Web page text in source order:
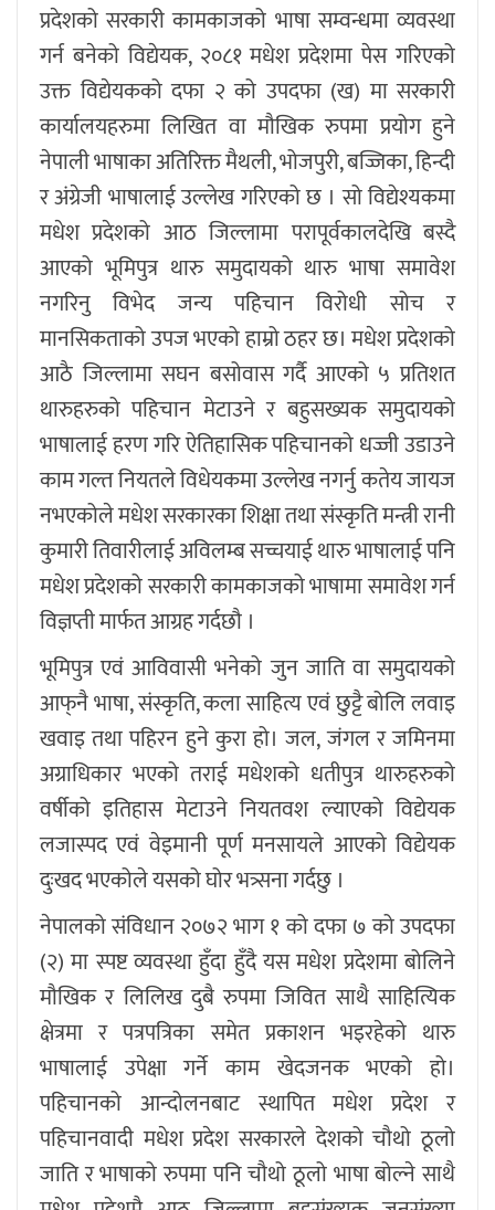
प्रदेशको सरकारी कामकाजको भाषा सम्वन्धमा व्यवस्था
गर्न बनेको विद्येयक, २०८१ मधेश प्रदेशमा पेस गरिए‌को
उक्त विद्येयकको दफा २ को उपदफा (ख) मा सरकारी
कार्यालयहरुमा लिखित वा मौखिक रुपमा प्रयोग हुने
नेपाली भाषाका अतिरिक्त मैथली, भोजपुरी, बज्जिका, हिन्दी
र अंग्रेजी भाषालाई उल्लेख गरिएको छ । सो विद्येश्यकमा
मधेश प्रदेशको आठ जिल्लामा परापूर्वकालदेखि बस्दै
आएको भूमिपुत्र थारु समुदायको थारु भाषा समावेश
नगरिनु विभेद जन्य पहिचान विरोधी सोच र
मानसिकताको उपज भएको हाम्रो ठहर छ। मधेश प्रदेशको
आठै जिल्लामा सघन बसोवास गर्दै आएको ५ प्रतिशत
थारुहरुको पहिचान मेटाउने र बहुसख्यक समुदायको
भाषालाई हरण गरि ऐतिहासिक पहिचानको धज्जी उडाउने
काम गल्त नियतले विधेयकमा उल्लेख नगर्नु कतेय जायज
नभएकोले मधेश सरकारका शिक्षा तथा संस्कृति मन्त्री रानी
कुमारी तिवारीलाई अविलम्ब सच्चयाई थारु भाषालाई पनि
मधेश प्रदेशको सरकारी कामकाजको भाषामा समावेश गर्न
विज्ञप्ती मार्फत आग्रह गर्दछौ ।
भूमिपुत्र एवं आविवासी भनेको जुन जाति वा समुदायको
आफ्‌नै भाषा, संस्कृति, कला साहित्य एवं छुट्टै बोलि लवाइ
खवाइ तथा पहिरन हुने कुरा हो। जल, जंगल र जमिनमा
अग्राधिकार भएको तराई मधेशको धतीपुत्र थारुहरुको
वर्षीको इतिहास मेटाउने नियतवश ल्याएको विद्येयक
लजास्पद एवं वेइमानी पूर्ण मनसायले आए‌को विद्येयक
दुःखद भएकोले यसको घोर भत्र्सना गर्दछु ।
नेपालको संविधान २०७२ भाग १ को दफा ७ को उपदफा
(२) मा स्पष्ट व्यवस्था हुँदा हुँदै यस मधेश प्रदेशमा बोलिने
मौखिक र लिलिख दुबै रुपमा जिवित साथै साहित्यिक
क्षेत्रमा र पत्रपत्रिका समेत प्रकाशन भइरहेको थारु
भाषालाई उपेक्षा गर्ने काम खेदजनक भएको हो।
पहिचानको आन्दोलनबाट स्थापित मधेश प्रदेश र
पहिचानवादी मधेश प्रदेश सरकारले देशको चौथो ठूलो
जाति र भाषाको रुपमा पनि चौथो ठूलो भाषा बोल्ने साथै